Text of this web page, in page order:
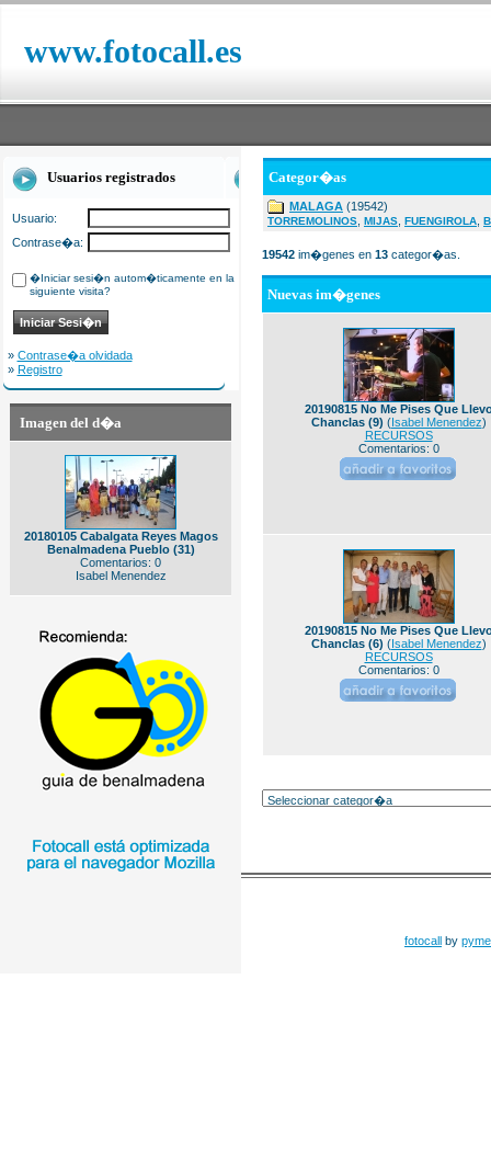
www.fotocall.es
Usuarios registrados
Usuario:
Contrase�a:
�Iniciar sesi�n autom�ticamente en la
siguiente visita?
» Contrase�a olvidada
» Registro
Imagen del d�a
20180105 Cabalgata Reyes Magos
Benalmadena Pueblo (31)
Comentarios: 0
Isabel Menendez
Categor�as
MALAGA (19542)
TORREMOLINOS MIJAS FUENGIROLA
19542 im�genes en 13 categor�as.
Nuevas im�genes
20190815 No Me Pises Que
Chanclas (9) (Isabel Menendez)
RECURSOS
Comentarios: 0
20190815 No Me Pises Que
Chanclas (6) (Isabel Menendez)
RECURSOS
Comentarios: 0
fotocall by